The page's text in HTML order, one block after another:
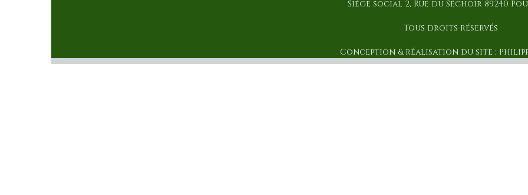
Siége social 2, Rue du Séchoir 89240
Tous droits réservés
Conception & réalisation du site :